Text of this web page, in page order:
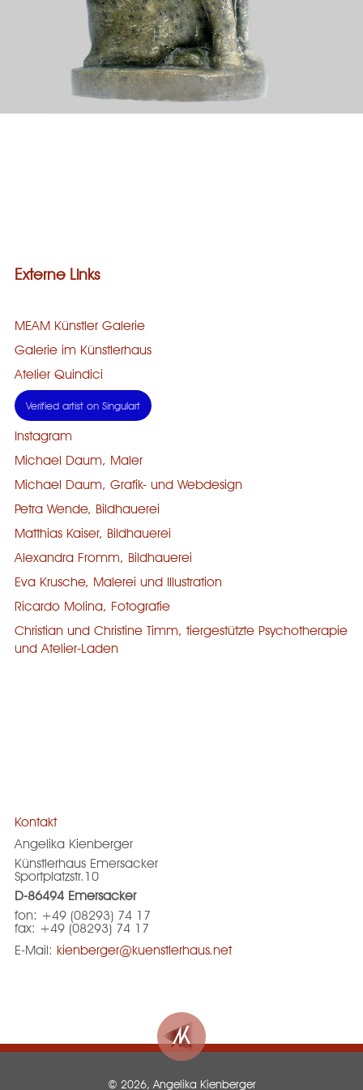
Externe Links
MEAM Künstler Galerie
Galerie im Künstlerhaus
Atelier Quindici
Verified artist on Singulart
Instagram
Michael Daum, Maler
Michael Daum, Grafik- und Webdesign
Petra Wende, Bildhauerei
Matthias Kaiser, Bildhauerei
Alexandra Fromm, Bildhauerei
Eva Krusche, Malerei und Illustration
Ricardo Molina, Fotografie
Christian und Christine Timm, tiergestützte Psychotherapie
und Atelier-Laden
Kontakt
Angelika Kienberger
Künstlerhaus Emersacker
Sportplatzstr.10
D-86494 Emersacker
fon: +49 (08293) 74 17
fax: +49 (08293) 74 17
E-Mail: kienberger@kuenstlerhaus.net
© 2026, Angelika Kienberger